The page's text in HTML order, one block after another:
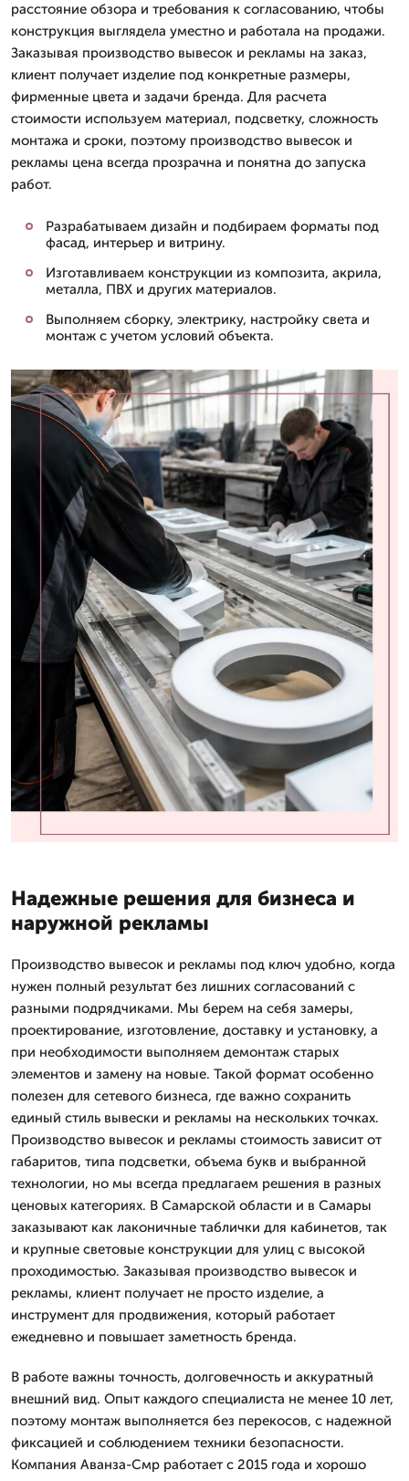
расстояние обзора и требования к согласованию, чтобы
конструкция выглядела уместно и работала на продажи.
Заказывая производство вывесок и рекламы на заказ,
клиент получает изделие под конкретные размеры,
фирменные цвета и задачи бренда. Для расчета
стоимости используем материал, подсветку, сложность
монтажа и сроки, поэтому производство вывесок и
рекламы цена всегда прозрачна и понятна до запуска
работ.
Разрабатываем дизайн и подбираем форматы под
фасад, интерьер и витрину.
Изготавливаем конструкции из композита, акрила,
металла, ПВХ и других материалов.
Выполняем сборку, электрику, настройку света и
монтаж с учетом условий объекта.
Надежные решения для бизнеса и
наружной рекламы
Производство вывесок и рекламы под ключ удобно, когда
нужен полный результат без лишних согласований с
разными подрядчиками. Мы берем на себя замеры,
проектирование, изготовление, доставку и установку, а
при необходимости выполняем демонтаж старых
элементов и замену на новые. Такой формат особенно
полезен для сетевого бизнеса, где важно сохранить
единый стиль вывески и рекламы на нескольких точках.
Производство вывесок и рекламы стоимость зависит от
габаритов, типа подсветки, объема букв и выбранной
технологии, но мы всегда предлагаем решения в разных
ценовых категориях. В Самарской области и в Самары
заказывают как лаконичные таблички для кабинетов, так
и крупные световые конструкции для улиц с высокой
проходимостью. Заказывая производство вывесок и
рекламы, клиент получает не просто изделие, а
инструмент для продвижения, который работает
ежедневно и повышает заметность бренда.
В работе важны точность, долговечность и аккуратный
внешний вид. Опыт каждого специалиста не менее 10 лет,
поэтому монтаж выполняется без перекосов, с надежной
фиксацией и соблюдением техники безопасности.
Компания Аванза-Смр работает с 2015 года и хорошо